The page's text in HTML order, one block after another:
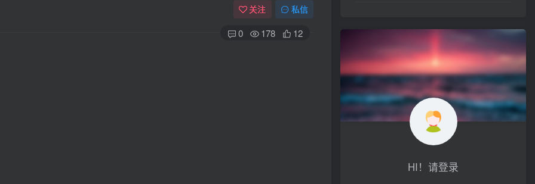
关注 私信
0 178 12
HI！请登录